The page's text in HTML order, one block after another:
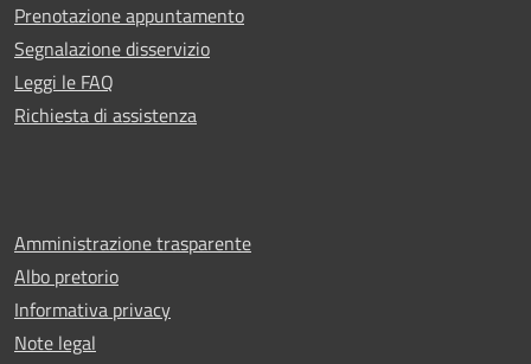
Prenotazione appuntamento
Segnalazione disservizio
Leggi le FAQ
Richiesta di assistenza
Amministrazione trasparente
Albo pretorio
Informativa privacy
Note legal